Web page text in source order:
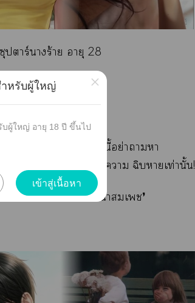
ซุปาร์าร้าย อายุ 28
วารอายุ 20
าทุกอึ้ง ทึ่ง  นาทีนี้อย่าาหา
ยวที่เะให้มีแต่า ฉิบาเท่านั้น!
คืนบ้างอย่าร้องดิ มันน่าเ❜
ำหรับผู้ใหญ่
บผู้ใหญ่ อายุ 18 ปี ขึ้นไป
เข้าสู่เนื้อหา
×